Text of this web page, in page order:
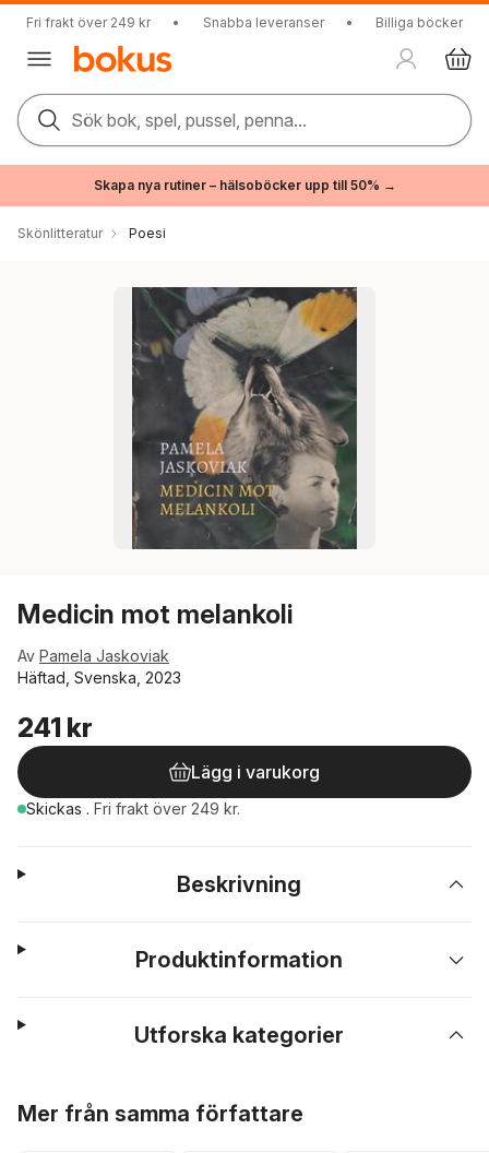
Fri frakt över 249 kr • Snabba leveranser • Billiga böcker
Sök bok, spel, pussel, penna...
Skapa nya rutiner – hälsoböcker upp till 50% →
Skönlitteratur Poesi
Medicin mot melankoli
Av Pamela Jaskoviak
Häftad, Svenska, 2023
241 kr
Lägg i varukorg
Skickas . Fri frakt över 249 kr.
Beskrivning
Produktinformation
Utforska kategorier
Mer från samma författare